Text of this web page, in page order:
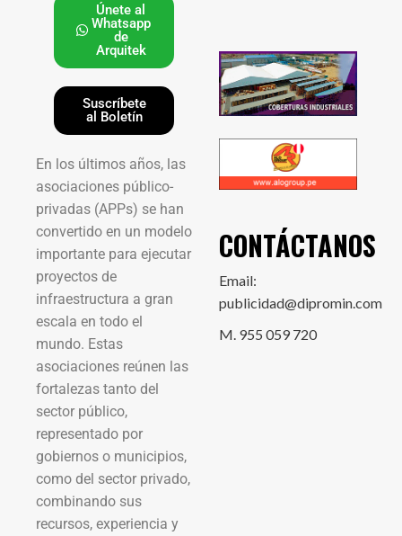
Únete al
Whatsapp
de
Arquitek
Suscríbete
al Boletín
En los últimos años, las
asociaciones público-
privadas (APPs) se han
convertido en un modelo
importante para ejecutar
proyectos de
infraestructura a gran
escala en todo el
mundo. Estas
asociaciones reúnen las
fortalezas tanto del
sector público,
representado por
gobiernos o municipios,
como del sector privado,
combinando sus
recursos, experiencia y
CONTÁCTANOS
Email:
publicidad@dipromin.com
M. 955 059 720